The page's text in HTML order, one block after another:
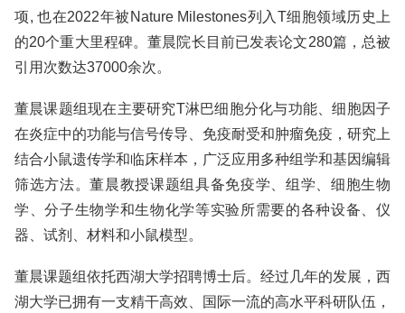
项, 也在2022年被Nature Milestones列入T细胞领域历史上
的20个重大里程碑。董晨院长目前已发表论文280篇，总被
引用次数达37000余次。
董晨课题组现在主要研究T淋巴细胞分化与功能、细胞因子
在炎症中的功能与信号传导、免疫耐受和肿瘤免疫，研究上
结合小鼠遗传学和临床样本，广泛应用多种组学和基因编辑
筛选方法。董晨教授课题组具备免疫学、组学、细胞生物
学、分子生物学和生物化学等实验所需要的各种设备、仪
器、试剂、材料和小鼠模型。
董晨课题组依托西湖大学招聘博士后。经过几年的发展，西
湖大学已拥有一支精干高效、国际一流的高水平科研队伍，